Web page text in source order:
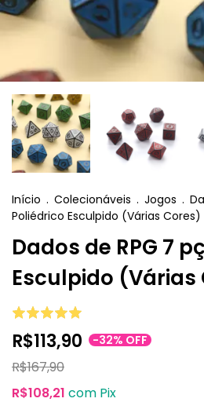
Início . Colecionáveis . Jogos .
Poliédrico Esculpido (Várias Cores)
Dados de RPG 7
Esculpido (Várias
R$113,90 -32% OFF
R$167,90
R$108,21 com Pix